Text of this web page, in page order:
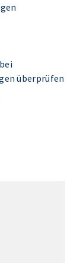
überprüfen